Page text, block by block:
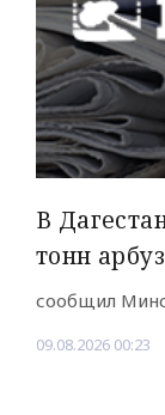
В
тонн
сообщил
09.08.2026 00:23